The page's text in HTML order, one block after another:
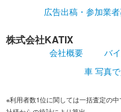
広告出稿・参加業
株式会社KATIX
会社概要
バ
車 写真
※利用者数1位に関しては一括査定の